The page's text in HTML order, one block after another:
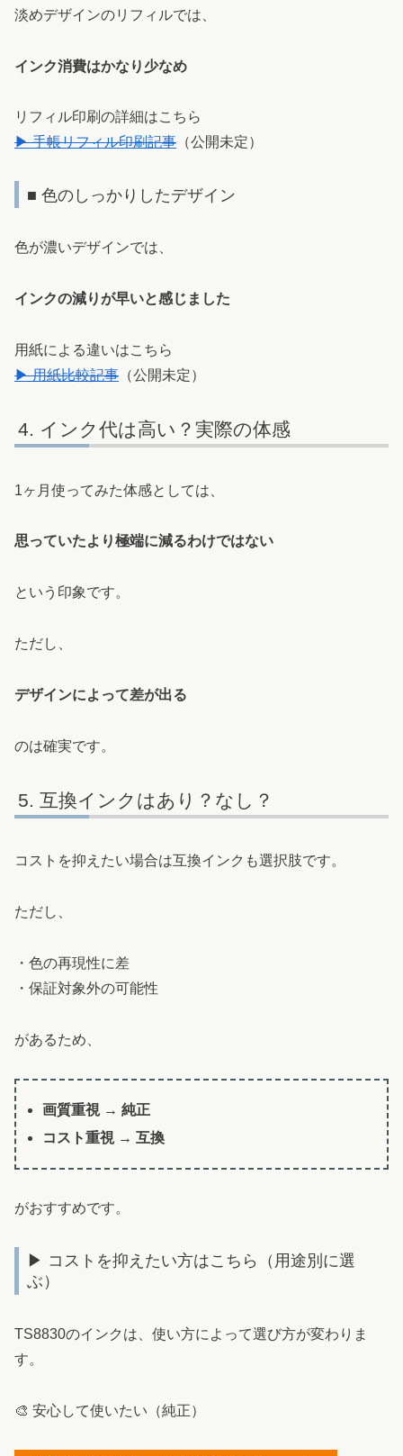
淡めデザインのリフィルでは、
インク消費はかなり少なめ
リフィル印刷の詳細はこちら
▶ 手帳リフィル印刷記事 （公開未定）
■ 色のしっかりしたデザイン
色が濃いデザインでは、
インクの減りが早いと感じました
用紙による違いはこちら
▶ 用紙比較記事 （公開未定）
インク代は高い？実際の体感
1ヶ月使ってみた体感としては、
思っていたより極端に減るわけではない
という印象です。
ただし、
デザインによって差が出る
のは確実です。
互換インクはあり？なし？
コストを抑えたい場合は互換インクも選択肢です。
ただし、
・色の再現性に差
・保証対象外の可能性
があるため、
画質重視 → 純正
コスト重視 → 互換
がおすすめです。
▶ コストを抑えたい方はこちら（用途別に選
ぶ）
TS8830のインクは、使い方によって選び方が変わりま
す。
🎨 安心して使いたい（純正）